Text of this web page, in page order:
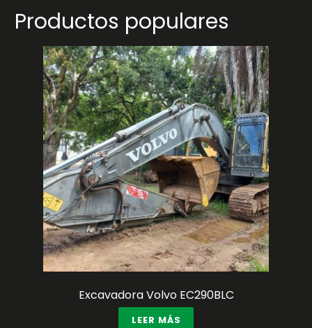
Productos populares
Excavadora Volvo EC290BLC
LEER MÁS